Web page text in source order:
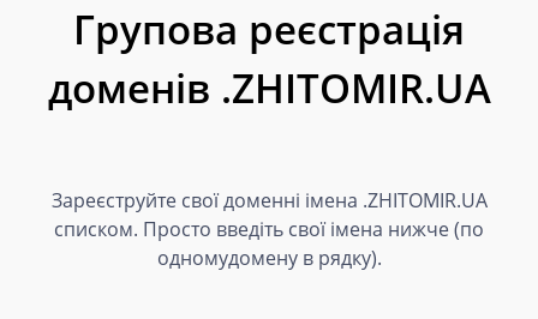
Групова реєстрація
доменів .ZHITOMIR.UA
Зареєструйте свої доменні імена .ZHITOMIR.UA
списком. Просто введіть свої імена нижче (по
одномудомену в рядку).